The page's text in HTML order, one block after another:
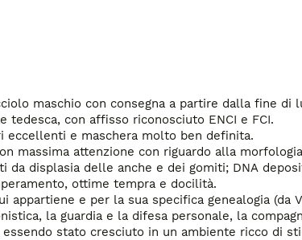
maschio con consegna a partire dalla fine
tedesca, con affisso riconosciuto ENCI e FCI.
e maschera molto ben definita.
massima attenzione con riguardo alla
da displasia delle anche e dei gomiti; DNA
ottime tempra e docilità.
e per la sua specifica genealogia (da
la guardia e la difesa personale, la
stato cresciuto in un ambiente ricco di